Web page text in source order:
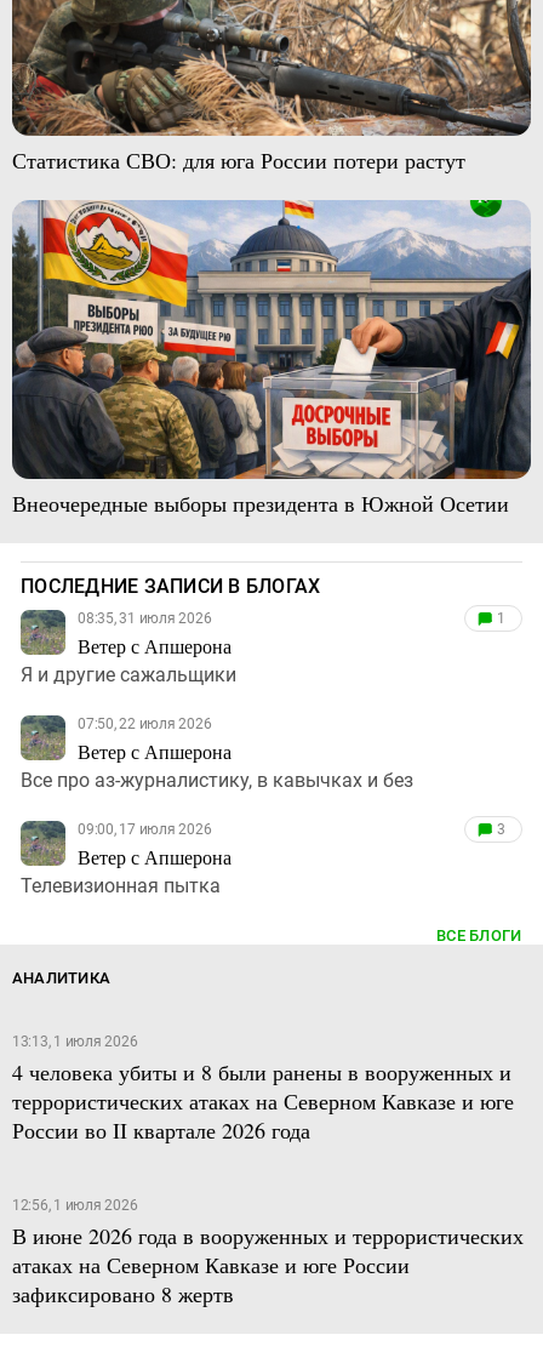
Статистика СВО: для юга России потери растут
Внеочередные выборы президента в Южной Осетии
ПОСЛЕДНИЕ ЗАПИСИ В БЛОГАХ
08:35, 31 июля 2026
Ветер с Апшерона
1
Я и другие сажальщики
07:50, 22 июля 2026
Ветер с Апшерона
Все про аз-журналистику, в кавычках и без
09:00, 17 июля 2026
Ветер с Апшерона
3
Телевизионная пытка
ВСЕ БЛОГИ
АНАЛИТИКА
13:13, 1 июля 2026
4 человека убиты и 8 были ранены в вооруженных и
террористических атаках на Северном Кавказе и юге
России во II квартале 2026 года
12:56, 1 июля 2026
В июне 2026 года в вооруженных и террористических
атаках на Северном Кавказе и юге России
зафиксировано 8 жертв